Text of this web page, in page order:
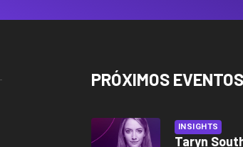
PRÓXIMOS EVENTOS
INSIGHTS
Taryn